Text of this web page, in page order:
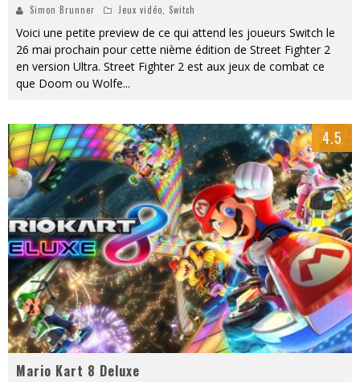
Simon Brunner Jeux vidéo Switch
Voici une petite preview de ce qui attend les joueurs Switch le
26 mai prochain pour cette nième édition de Street Fighter 2
en version Ultra. Street Fighter 2 est aux jeux de combat ce
que Doom ou Wolfe...
4.5
Mario Kart 8 Deluxe